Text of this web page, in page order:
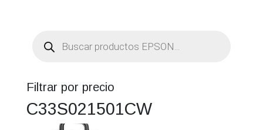
productos
Filtrar por precio
C33S021501CW